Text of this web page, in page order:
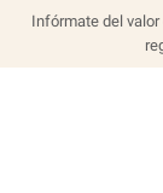
Infórmate del